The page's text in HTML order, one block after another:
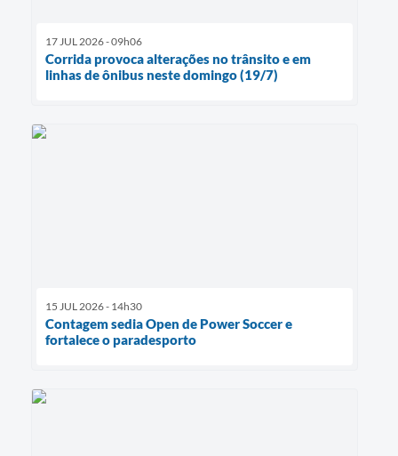
17 JUL 2026 - 09h06
Corrida provoca alterações no trânsito e em
linhas de ônibus neste domingo (19/7)
15 JUL 2026 - 14h30
Contagem sedia Open de Power Soccer e
fortalece o paradesporto